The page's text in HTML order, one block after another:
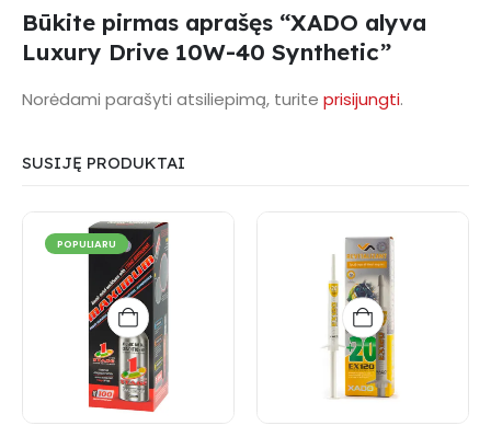
Būkite pirmas aprašęs “XADO alyva
Luxury Drive 10W-40 Synthetic”
Norėdami parašyti atsiliepimą, turite prisijungti.
SUSIJĘ PRODUKTAI
POPULIARU